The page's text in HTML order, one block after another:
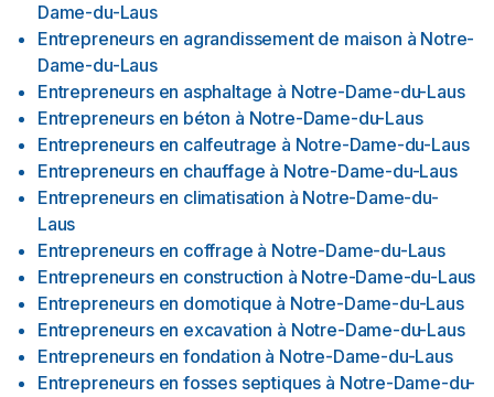
Dame-du-Laus
Entrepreneurs en agrandissement de maison à Notre-
Dame-du-Laus
Entrepreneurs en asphaltage à Notre-Dame-du-Laus
Entrepreneurs en béton à Notre-Dame-du-Laus
Entrepreneurs en calfeutrage à Notre-Dame-du-Laus
Entrepreneurs en chauffage à Notre-Dame-du-Laus
Entrepreneurs en climatisation à Notre-Dame-du-
Laus
Entrepreneurs en coffrage à Notre-Dame-du-Laus
Entrepreneurs en construction à Notre-Dame-du-Laus
Entrepreneurs en domotique à Notre-Dame-du-Laus
Entrepreneurs en excavation à Notre-Dame-du-Laus
Entrepreneurs en fondation à Notre-Dame-du-Laus
Entrepreneurs en fosses septiques à Notre-Dame-du-